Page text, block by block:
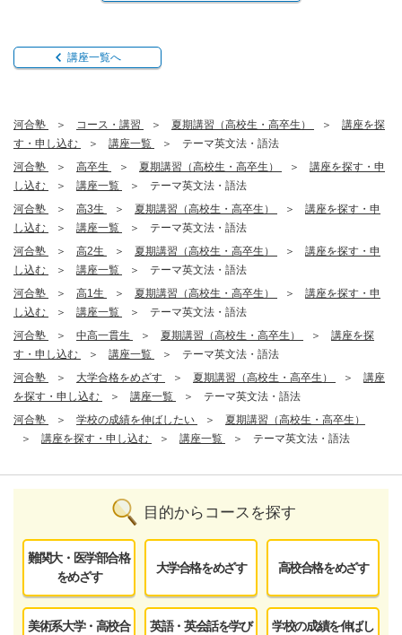
講座一覧へ
河合塾 コース・講習 夏期講習（高校生・高卒生）
講座を探
す・申し込む
講座一覧
テーマ英文法・語法
河合塾
高卒生 夏期講習（高校生・高卒生）
講座を探す・申
し込む
講座一覧
テーマ英文法・語法
河合塾
高3生 夏期講習（高校生・高卒生）
講座を探す・申
し込む
講座一覧
テーマ英文法・語法
河合塾
高2生 夏期講習（高校生・高卒生）
講座を探す・申
し込む
講座一覧
テーマ英文法・語法
河合塾
高1生 夏期講習（高校生・高卒生）
講座を探す・申
し込む
講座一覧
テーマ英文法・語法
河合塾
中高一貫生 夏期講習（高校生・高卒生）
講座を探
す・申し込む
講座一覧
テーマ英文法・語法
河合塾
大学合格をめざす 夏期講習（高校生・高卒生）
講座
を探す・申し込む
講座一覧
テーマ英文法・語法
河合塾
学校の成績を伸ばしたい
夏期講習（高校生・高卒生）
講座を探す・申し込む
講座一覧 テーマ英文法・語法
目的からコースを探す
難関大・医学部合格
をめざす
大学合格をめざす 高校合格をめざす
美術系大学・高校合
英語・英会話を学び
学校の成績を伸ばし